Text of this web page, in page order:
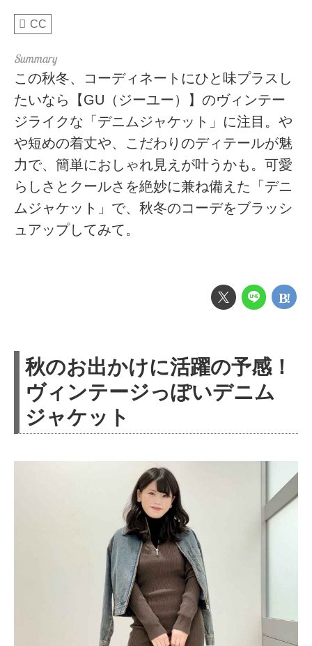
CC
この秋冬、コーディネートにひと味プラスし
たいなら【GU（ジーユー）】のヴィンテー
ジライクな「デニムジャケット」に注目。や
や短めの着丈や、こだわりのディテールが魅
力で、簡単におしゃれ見えが叶うかも。可愛
らしさとクールさを絶妙に兼ね備えた「デニ
ムジャケット」で、秋冬のコーデをブラッシ
ュアップしてみて。
秋のお出かけに活躍の予感！
ヴィンテージっぽいデニム
ジャケット